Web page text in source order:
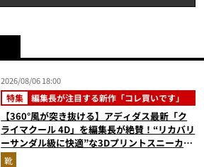
2026/08/06 18:00
特集 編集長が注目する新作「コレ買いです」
【360°風が突き抜ける】アディダス最新「ク
ライマクール 4D」を編集長が絶賛！“リカバリ
ーサンダル級に快適”な3Dプリントスニーカー
『コレ買いです』Vol.173
靴